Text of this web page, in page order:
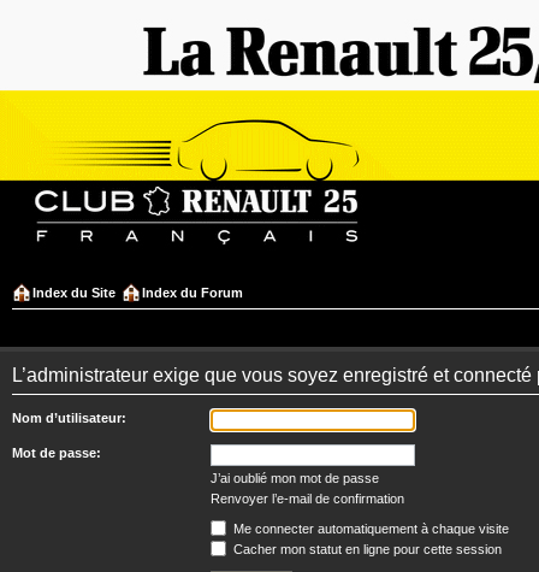
Index du Site Index du Forum
L’administrateur exige que vous soyez enregistré et
Nom d’utilisateur:
Mot de passe:
J’ai oublié mon mot de passe
Renvoyer l’e-mail de confirmation
Me connecter automatiquement à chaque visite
Cacher mon statut en ligne pour cette session